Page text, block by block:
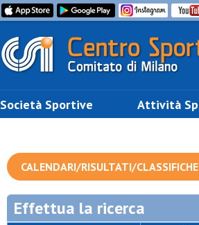
Società Sportive Attività
CALENDARI/RISULTATI/CLASSIFICHE
Effettua la ricerca